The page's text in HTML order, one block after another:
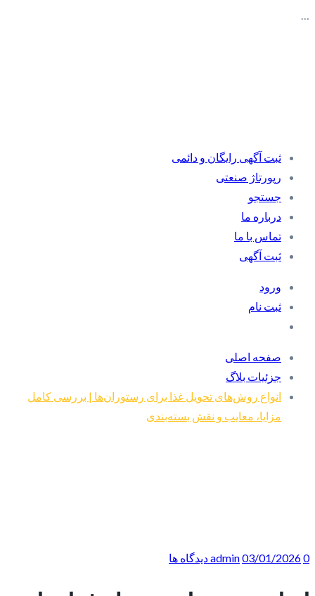
…
ثبت آگهی رایگان و دائمی
رپورتاژ صنعتی
جستجو
درباره ما
تماس با ما
ثبت آگهی
ورود
ثبت نام
صفحه اصلی
جزئیات بلاگ
انواع روش‌های تحویل غذا برای رستوران‌ها | بررسی کامل
مزایا، معایب و نقش بسته‌بندی
admin03/01/20260 دیدگاه ها